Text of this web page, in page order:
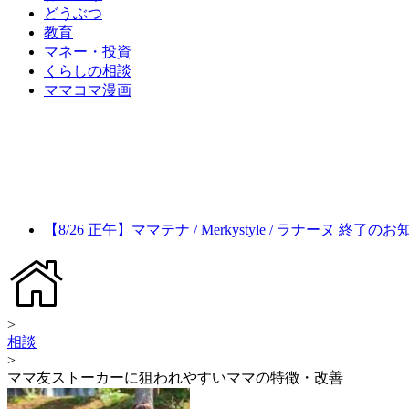
どうぶつ
教育
マネー・投資
くらしの相談
ママコマ漫画
【8/26 正午】ママテナ / Merkystyle / ラナーヌ 終了のお
>
相談
>
ママ友ストーカーに狙われやすいママの特徴・改善